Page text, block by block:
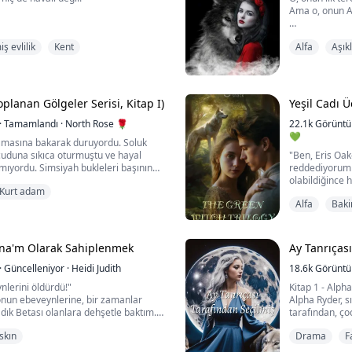
Alfa'ya ihanetle suçlanıyor. Dünyası,
Yetmezmiş gibi, iki yıllık erkek
için bir oyuncaktın. Dikkatimi
tısladı.
ve çaresizliği...
evlilik Kent
Ama o, onun
Rose
vereceğine
Aiden Russo,
Alfa'dır....
Alfa
Gölgeler Serisi, Kitap I)
·Tamamlandı · North Rose 🌹
bakarak duruyordu. Soluk
sıkıca oturmuştu ve hayal
Simsiyah bukleleri başının
sürülerdeki eşsiz kurtların
eşe ih...
Kurt adam
Yeşil Cadı
22.1k
💚
"Ben, Eris
olabildiğince
bir nefes
Ona öfkeyle
Alfa
Olarak Sahiplenmek
·Güncelleniyor · Heidi Judith
öldürdü!"
ebeveynlerine, bir zamanlar
Betası olanlara dehşetle baktım.
ebeveynlerimin cansız bedenleri ve
Ay
18.6k
Kitap 1 -
Alpha Ryder,
tarafından,
olmadığı için
Drama